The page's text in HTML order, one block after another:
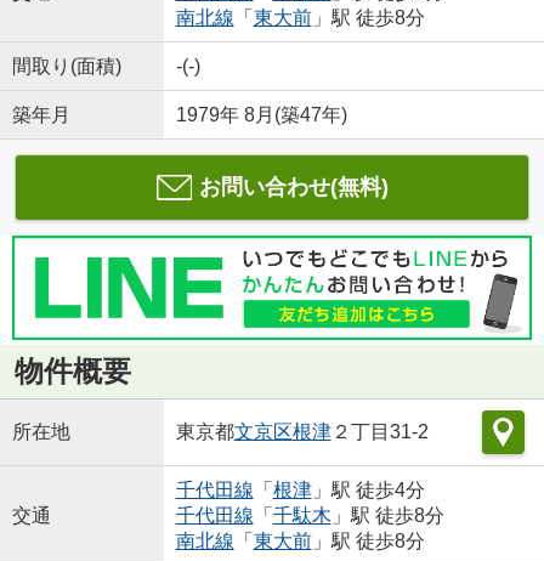
南北線 「 東大前」駅 徒歩8分
間取り(面積) -(-)
築年月 1979年 8月(築47年)
お問い合わせ(無料)
物件概要
所在地 東京都文京区根津２丁目31-2
交通
千代田線 「 根津」駅 徒歩4分
千代田線 「 千駄木 」駅 徒歩8分
南北線 「 東大前」駅 徒歩8分